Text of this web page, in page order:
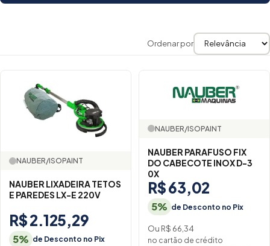
Ordenar por
Lista de produtos
NAUBER/ISOPAINT
NAUBER LIXADEIRA TETOS
E PAREDES LX-E 220V
R$ 2.125,29
5% de Desconto no Pix
NAUBER/ISOPAINT
NAUBER PARAFUSO FIX
DO CABECOTE INOX D-3
0X
R$ 63,02
5% de Desconto no Pix
Ou R$ 66,34
no cartão de crédito